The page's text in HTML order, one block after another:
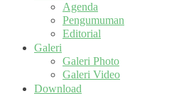
Agenda
Pengumuman
Editorial
Galeri
Galeri Photo
Galeri Video
Download